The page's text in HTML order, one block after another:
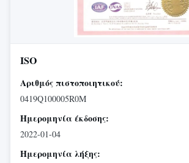
ISO
Αριθμός πιστοποιητικού:
0419Q100005R0M
Ημερομηνία έκδοσης:
2022-01-04
Ημερομηνία λήξης: